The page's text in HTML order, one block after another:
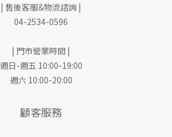
| 售後客服&物流諮詢 |
04-2534-0596
| 門市營業時間 |
週日-週五 10:00-19:00
週六 10:00-20:00
顧客服務